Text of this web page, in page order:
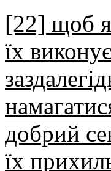
[22] щоб
їх
добрий
їх